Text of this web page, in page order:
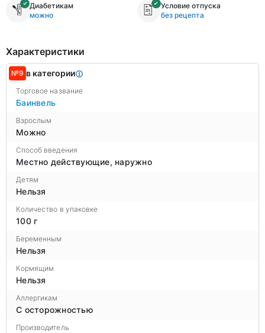
Диабетикам
можно
Условие отпуска
без рецепта
Характеристики
№9 в категории
Торговое название
Баинвель
Взрослым
Можно
Способ введения
Местно действующие, наружно
Детям
Нельзя
Количество в упаковке
100 г
Беременным
Нельзя
Кормящим
Нельзя
Аллергикам
С осторожностью
Производитель